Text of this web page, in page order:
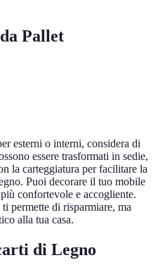
Pallet
esterni o interni, considera di
essere trasformati in sedie,
la carteggiatura per facilitare la
Puoi decorare il tuo mobile
confortevole e accogliente.
permette di risparmiare, ma
alla tua casa.
di Legno